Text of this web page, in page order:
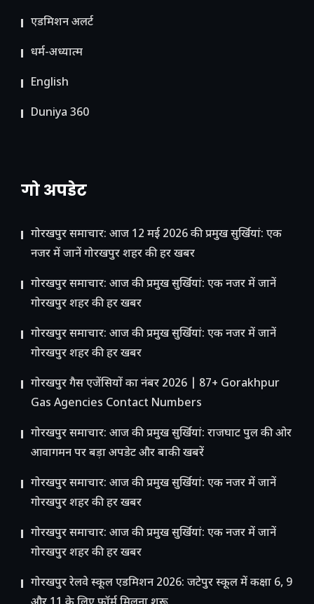
ए​डमिशन अलर्ट
धर्म-अध्यात्म
English
Duniya 360
गो अपडेट
गोरखपुर समाचार: आज 12 मई 2026 की प्रमुख सुर्खियां: एक
नजर में जानें गोरखपुर शहर की हर खबर
गोरखपुर समाचार: आज की प्रमुख सुर्खियां: एक नजर में जानें
गोरखपुर शहर की हर खबर
गोरखपुर समाचार: आज की प्रमुख सुर्खियां: एक नजर में जानें
गोरखपुर शहर की हर खबर
गोरखपुर गैस एजेंसियों का नंबर 2026 | 87+ Gorakhpur
Gas Agencies Contact Numbers
गोरखपुर समाचार: आज की प्रमुख सुर्खियां: राजघाट पुल की ओर
आवागमन पर बड़ा अपडेट और बाकी खबरें
गोरखपुर समाचार: आज की प्रमुख सुर्खियां: एक नजर में जानें
गोरखपुर शहर की हर खबर
गोरखपुर समाचार: आज की प्रमुख सुर्खियां: एक नजर में जानें
गोरखपुर शहर की हर खबर
गोरखपुर रेलवे स्कूल एडमिशन 2026: जटेपुर स्कूल में कक्षा 6, 9